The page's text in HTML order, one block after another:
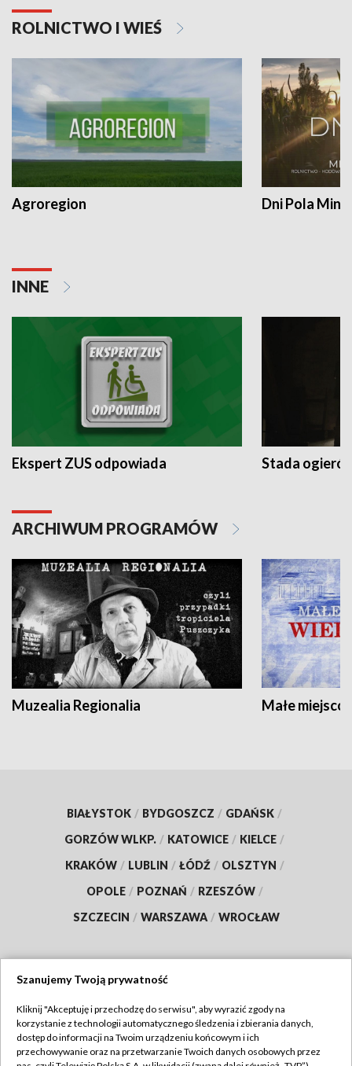
ROLNICTWO I WIEŚ
Agroregion Dni Pola
INNE
Ekspert ZUS odpowiada Stada
ARCHIWUM PROGRAMÓW
Muzealia Regionalia Małe
BIAŁYSTOK / BYDGOSZCZ / GDAŃSK /
GORZÓW WLKP. / KATOWICE / KIELCE /
KRAKÓW / LUBLIN / ŁÓDŹ / OLSZTYN /
OPOLE / POZNAŃ / RZESZÓW /
SZCZECIN / WARSZAWA / WROCŁAW
TVP
Abonament TVP
Regulamin TVP
Szanujemy Twoją prywatność
Kliknij "Akceptuję i przechodzę do serwisu", aby wyrazić zgody na
korzystanie z technologii automatycznego śledzenia i zbierania danych,
dostęp do informacji na Twoim urządzeniu końcowym i ich
przechowywanie oraz na przetwarzanie Twoich danych osobowych przez